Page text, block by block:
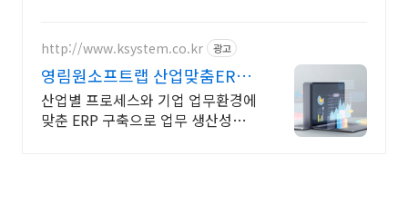
http://www.ksystem.co.kr 광고
영림원소프트랩 산업맞춤ERP
전업종 다수 레퍼런스 보유
산업별 프로세스와 기업 업무환경에
맞춘 ERP 구축으로 업무 생산성을